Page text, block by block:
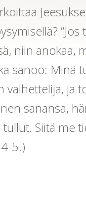
niin anokaa,
sanoo: Minä
valhettelija, ja
sanansa,
Siitä me
5.)